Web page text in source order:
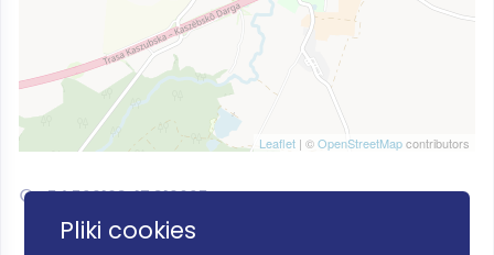
Leaflet | ©OpenStreetMapcontributors
54.529103, 17.319625
Pliki cookies